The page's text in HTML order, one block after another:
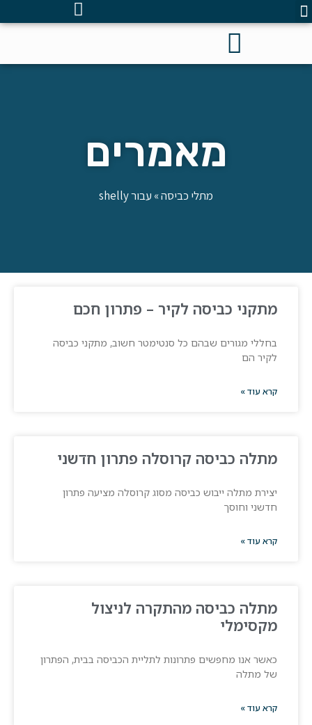
מאמרים
מתלי כביסה» עבור shelly
מתקני כביסה לקיר – פתרון חכם
בחללי מגורים שבהם כל סנטימטר חשוב, מתקני כביסה
לקיר הם
קרא עוד »
מתלה כביסה קרוסלה פתרון חדשני
יצירת מתלה ייבוש כביסה מסוג קרוסלה מציעה פתרון
חדשני וחוסך
קרא עוד »
מתלה כביסה מהתקרה לניצול
מקסימלי
כאשר אנו מחפשים פתרונות לתליית הכביסה בבית, הפתרון
של מתלה
קרא עוד »